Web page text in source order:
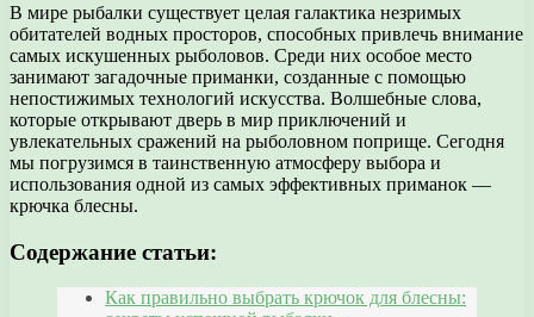
В мире рыбалки существует целая галактика незримых
обитателей водных просторов, способных привлечь внимание
самых искушенных рыболовов. Среди них особое место
занимают загадочные приманки, созданные с помощью
непостижимых технологий искусства. Волшебные слова,
которые открывают дверь в мир приключений и
увлекательных сражений на рыболовном поприще. Сегодня
мы погрузимся в таинственную атмосферу выбора и
использования одной из самых эффективных приманок —
крючка блесны.
Содержание статьи:
Как правильно выбрать крючок для блесны: